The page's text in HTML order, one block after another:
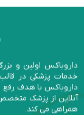
داروباکس اولین و
خدمات پزشکی در
داروباکس با هدف رفع
آنلاین از پزشک
همراهی می کند.